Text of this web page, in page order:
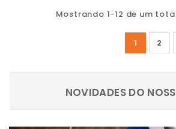
Mostrando 1-12 de um
1 2
NOVIDADES DO